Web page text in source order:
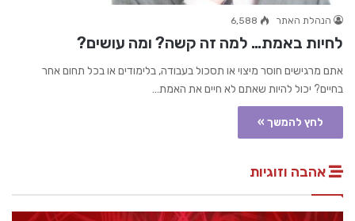
הנהלת האתר 6,588
לחיות באמת… למה זה קשה? ומה עושים?
אתם מרגישים חוסר מיצוי או תסכול בעבודה, בלימודים או בכל תחום אחר
בחיים? יכול להיות שאתם לא חיים את האמת…
לחץ להמשך »
אהבה וזוגיות